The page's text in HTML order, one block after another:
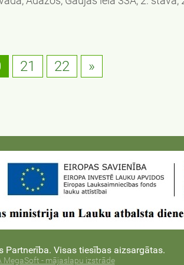
21 22 »
Partnerība. Visas tiesības aizsargātas.
MegaSoft - mājaslapu izstrāde